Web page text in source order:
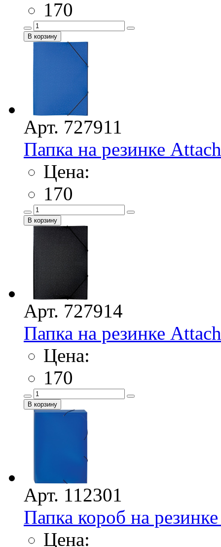
170
Арт. 727911
Папка на резинке
Цена:
170
Арт. 727914
Папка на резинке
Цена:
170
Арт. 112301
Папка короб на
Цена: